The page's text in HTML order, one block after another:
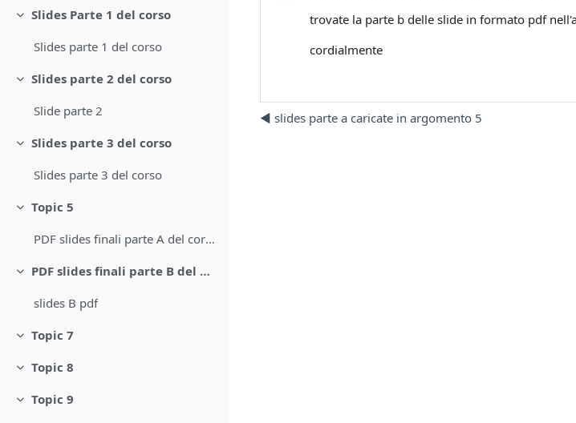
Minimizza
Slides Parte 1 del corso
Slides parte 1 del corso
Minimizza
Slides parte 2 del corso
Slide parte 2
Minimizza
Slides parte 3 del corso
Slides parte 3 del corso
Minimizza
Topic 5
PDF slides finali parte A del corso
Minimizza
PDF slides finali parte B del corso
slides B pdf
Minimizza
Topic 7
Minimizza
Topic 8
Minimizza
Topic 9
trovate la parte b delle slide in formato pdf
cordialmente
◀︎ slides parte a caricate in argomento 5